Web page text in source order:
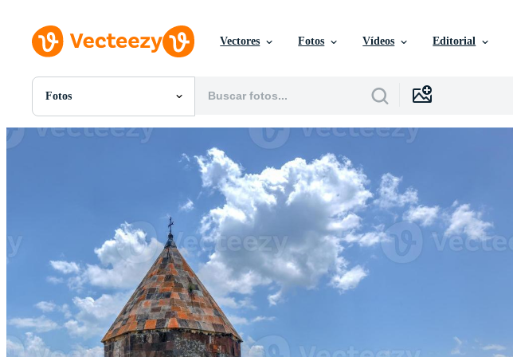
Vectores Fotos Vídeos Editorial
Fotos
Todas Imágenes
Fotos
Gráficos en Movimiento
Imágenes Editoriales
Eventos Editoriales